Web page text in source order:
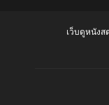
เว็บดูหนัง